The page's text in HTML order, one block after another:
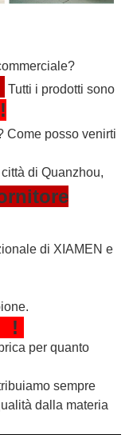
Tutti i prodotti sono
Come posso venirti
di Quanzhou,
di XIAMEN e
!
per quanto
sempre
dalla materia